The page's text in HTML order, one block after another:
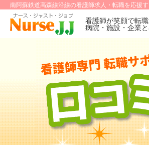
南阿蘇鉄道高森線沿線の看護師求人・転職を応援す
看護師が笑顔で転
病院・施設・企業